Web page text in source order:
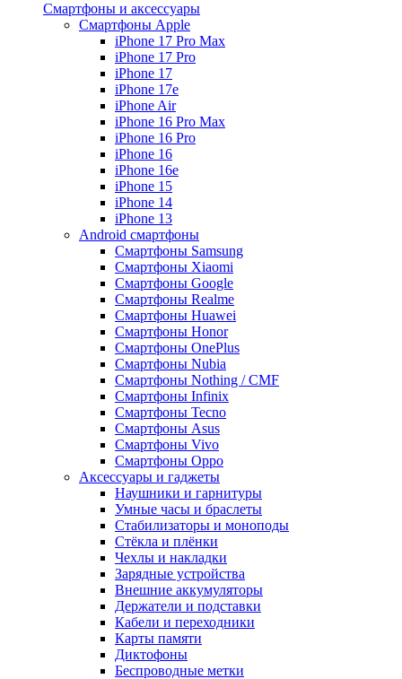
Смартфоны и аксессуары
Смартфоны Apple
iPhone 17 Pro Max
iPhone 17 Pro
iPhone 17
iPhone 17e
iPhone Air
iPhone 16 Pro Max
iPhone 16 Pro
iPhone 16
iPhone 16e
iPhone 15
iPhone 14
iPhone 13
Android cмартфоны
Смартфоны Samsung
Смартфоны Xiaomi
Смартфоны Google
Смартфоны Realme
Смартфоны Huawei
Смартфоны Honor
Смартфоны OnePlus
Смартфоны Nubia
Смартфоны Nothing / CMF
Смартфоны Infinix
Смартфоны Tecno
Смартфоны Asus
Смартфоны Vivo
Смартфоны Oppo
Аксессуары и гаджеты
Наушники и гарнитуры
Умные часы и браслеты
Стабилизаторы и моноподы
Стёкла и плёнки
Чехлы и накладки
Зарядные устройства
Внешние аккумуляторы
Держатели и подставки
Кабели и переходники
Карты памяти
Диктофоны
Беспроводные метки